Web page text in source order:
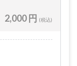
2,000 円 (税込)